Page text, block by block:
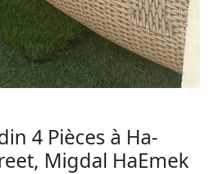
4 Pièces à Ha-
Migdal HaEmek